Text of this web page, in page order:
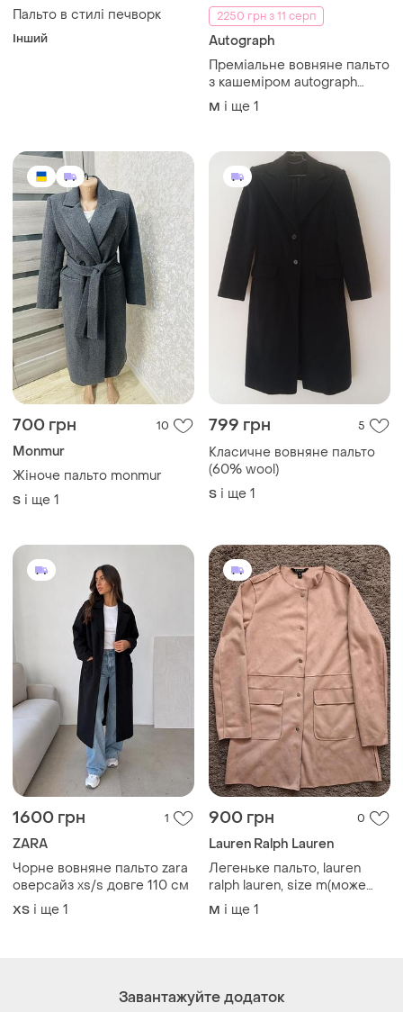
Пальто в стилі печворк
Інший
2250 грн з 11 серп
Autograph
Преміальне вовняне пальто
з кашеміром autograph
(marks & spencer) розмір
50 (uk 16) | італійська
M і ще 1
700 грн 10
Monmur
Жіноче пальто monmur
S і ще 1
799 грн 5
Класичне вовняне пальто
(60% wool)
S і ще 1
1600 грн 1
ZARA
Чорне вовняне пальто zara
оверсайз xs/s довге 110 см
ХS і ще 1
900 грн 0
Lauren Ralph Lauren
Легеньке пальто, lauren
ralph lauren, size m(може
бути на l), стан відмінний,
плечі 43 підпахви 53 рукав
M і ще 1
Завантажуйте додаток